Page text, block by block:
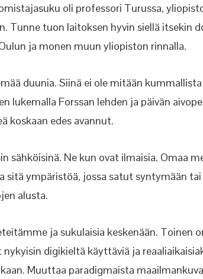
oli professori Turussa,
Tunne tuon laitoksen hyvin siellä itsekin
ja monen muun yliopiston rinnalla.
duunia. Siinä ei ole mitään
lukemalla Forssan lehden ja päivän
koskaan edes avannut.
sähköisinä. Ne kun ovat ilmaisia. Omaa
sitä ympäristöä, jossa satut syntymään
alusta.
ja sukulaisia keskenään. Toinen
digikieltä käyttäviä ja
Muuttaa paradigmaista